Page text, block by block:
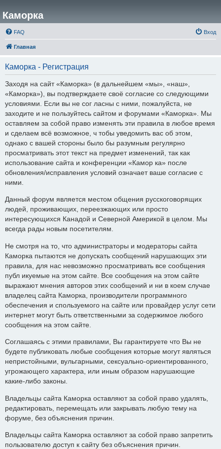
Каморка
FAQ Вход
Главная
Каморка - Регистрация
Заходя на сайт «Каморка» (в дальнейшем «мы», «наш»,
«Каморка»), вы подтверждаете своё согласие со следующими
условиями. Если вы не сог ласны с ними, пожалуйста, не
заходите и не пользуйтесь сайтом и форумами «Каморка». Мы
оставляем за собой право изменять эти правила в любое время
и сделаем всё возможное, ч тобы уведомить вас об этом,
однако с вашей стороны было бы разумным регулярно
просматривать этот текст на предмет изменений, так как
использование сайта и конференции «Камор ка» после
обновления/исправления условий означает ваше согласие с
ними.
Данный форум является местом общения русскоговорящих
людей, проживающих, переезжающих или просто
интересующихся Канадой и Северной Америкой в целом. Мы
всегда рады новым посетителям.
Не смотря на то, что администраторы и модераторы сайта
Каморка пытаются не допускать сообщений нарушающих эти
правила, для нас невозможно просматривать все сообщения
публ икуемые на этом сайте. Все сообщения на этом сайте
выражают мнения авторов этих сообщений и ни в коем случае
владелец сайта Каморка, производители программного
обеспечения и спользуемого на сайте или провайдер услуг сети
интернет могут быть ответственными за содержимое любого
сообщения на этом сайте.
Соглашаясь с этими правилами, Вы гарантируете что Вы не
будете публиковать любые сообщения которые могут являться
непристойными, вульгарными, сексуально-ориентированного,
угрожающего характера, или иным образом нарушающие
какие-либо законы.
Владельцы сайта Каморка оставляют за собой право удалять,
редактировать, перемещать или закрывать любую тему на
форуме, без объяснения причин.
Владельцы сайта Каморка оставляют за собой право запретить
пользователю доступ к сайту без объяснения причин.